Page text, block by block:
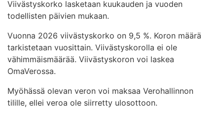
Viivästyskorko lasketaan kuukauden ja vuoden
todellisten päivien mukaan.
Vuonna 2026 viivästyskorko on 9,5 %. Koron määrä
tarkistetaan vuosittain. Viivästyskorolla ei ole
vähimmäismäärää. Viivästyskoron voi laskea
OmaVerossa.
Myöhässä olevan veron voi maksaa Verohallinnon
tilille, ellei veroa ole siirretty ulosottoon.